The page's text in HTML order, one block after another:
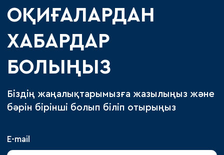
ОҚИҒАЛАРДАН
ХАБАРДАР
БОЛЫҢЫЗ
Біздің жаңалықтарымызға жазылыңыз және
бәрін бірінші болып біліп отырыңыз
E-mail